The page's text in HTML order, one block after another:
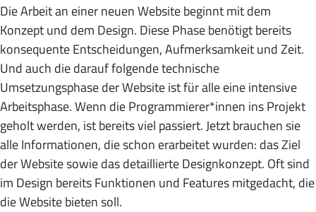
Die Arbeit an einer neuen Website beginnt mit dem
Konzept und dem Design. Diese Phase benötigt bereits
konsequente Entscheidungen, Aufmerksamkeit und Zeit.
Und auch die darauf folgende technische
Umsetzungsphase der Website ist für alle eine intensive
Arbeitsphase. Wenn die Programmierer*innen ins Projekt
geholt werden, ist bereits viel passiert. Jetzt brauchen sie
alle Informationen, die schon erarbeitet wurden: das Ziel
der Website sowie das detaillierte Designkonzept. Oft sind
im Design bereits Funktionen und Features mitgedacht, die
die Website bieten soll.